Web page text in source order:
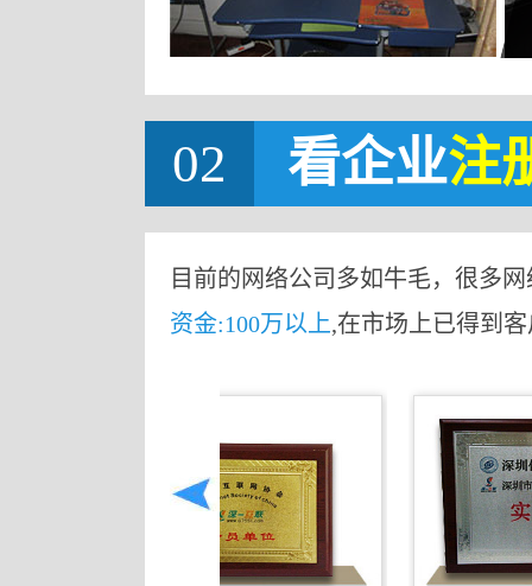
02 看企业注
目前的网络公司多如牛毛，很多
资金:100万以上,在市场上已得到